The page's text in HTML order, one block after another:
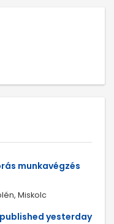
munkavégzés
Miskolc
published yesterday